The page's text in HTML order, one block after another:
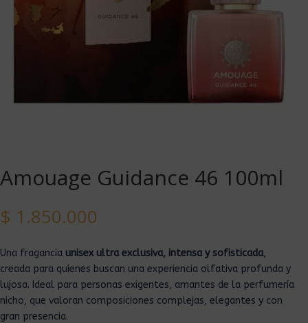
Amouage Guidance 46 100ml
$ 1.850.000
Una fragancia unisex ultra exclusiva, intensa y sofisticada,
creada para quienes buscan una experiencia olfativa profunda y
lujosa. Ideal para personas exigentes, amantes de la perfumería
nicho, que valoran composiciones complejas, elegantes y con
gran presencia.